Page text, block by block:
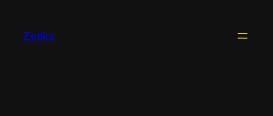
содержимому
Zetiks